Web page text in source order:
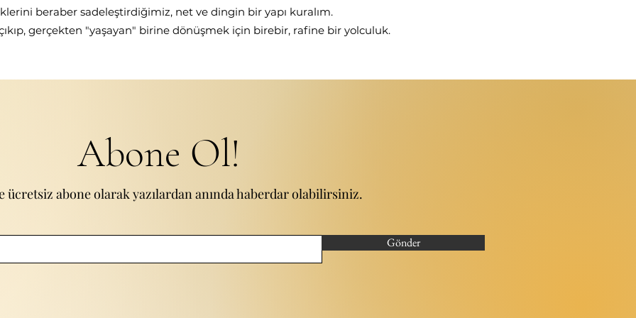
beraber sadeleştirdiğimiz, net ve dingin bir yapı kuralım.
gerçekten "yaşayan" birine dönüşmek için birebir, rafine bir yolculuk.
Abone Ol!
ücretsiz abone olarak yazılardan anında haberdar olabilirsiniz.
Gönder